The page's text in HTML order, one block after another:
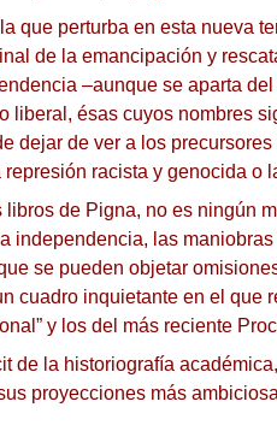
que perturba en esta nueva
de la emancipación y
–aunque se aparta
liberal, ésas cuyos nombres
dejar de ver a los
racista y genocida o
de Pigna, no es ningún
independencia, las
se pueden objetar
cuadro inquietante en el
y los del más reciente
de la historiografía
proyecciones más